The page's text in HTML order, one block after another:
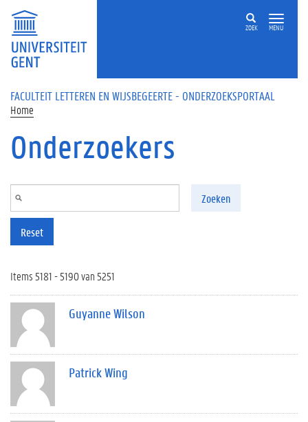
Overslaan en naar de inhoud gaan
ZOEK MENU
FACULTEIT LETTEREN EN WIJSBEGEERTE - ONDERZOEKSPORTAAL
Home
Onderzoekers
Zoeken
Reset
Items 5181 - 5190 van 5251
Guyanne Wilson
Patrick Wing